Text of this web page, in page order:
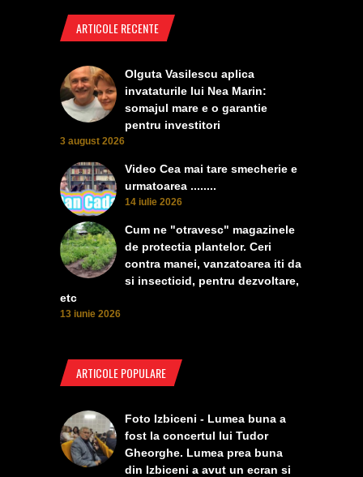
ARTICOLE RECENTE
Olguta Vasilescu aplica
invataturile lui Nea Marin:
somajul mare e o garantie
pentru investitori
3 august 2026
Video Cea mai tare smecherie e
urmatoarea ........
14 iulie 2026
Cum ne "otravesc" magazinele
de protectia plantelor. Ceri
contra manei, vanzatoarea iti da
si insecticid, pentru dezvoltare,
etc
13 iunie 2026
ARTICOLE POPULARE
Foto Izbiceni - Lumea buna a
fost la concertul lui Tudor
Gheorghe. Lumea prea buna
din Izbiceni a avut un ecran si